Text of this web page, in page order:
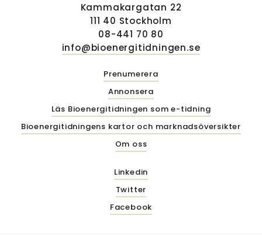
Kammakargatan 22
111 40 Stockholm
08-441 70 80
info@bioenergitidningen.se
Prenumerera
Annonsera
Läs Bioenergitidningen som e-tidning
Bioenergitidningens kartor och marknadsöversikter
Om oss
Linkedin
Twitter
Facebook